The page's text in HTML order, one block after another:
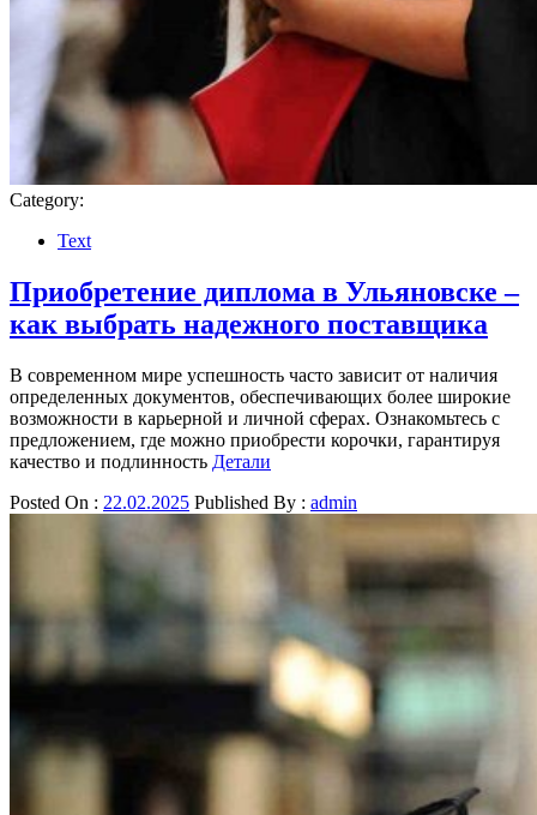
Category:
Text
Приобретение диплома в Ульяновске –
как выбрать надежного поставщика
В современном мире успешность часто зависит от наличия
определенных документов, обеспечивающих более широкие
возможности в карьерной и личной сферах. Ознакомьтесь с
предложением, где можно приобрести корочки, гарантируя
качество и подлинность Детали
Posted On : 22.02.2025 Published By : admin